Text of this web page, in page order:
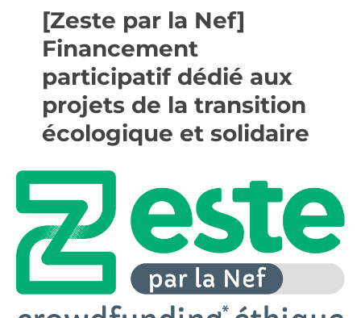
[Zeste par la Nef]
Financement
participatif dédié aux
projets de la transition
écologique et solidaire